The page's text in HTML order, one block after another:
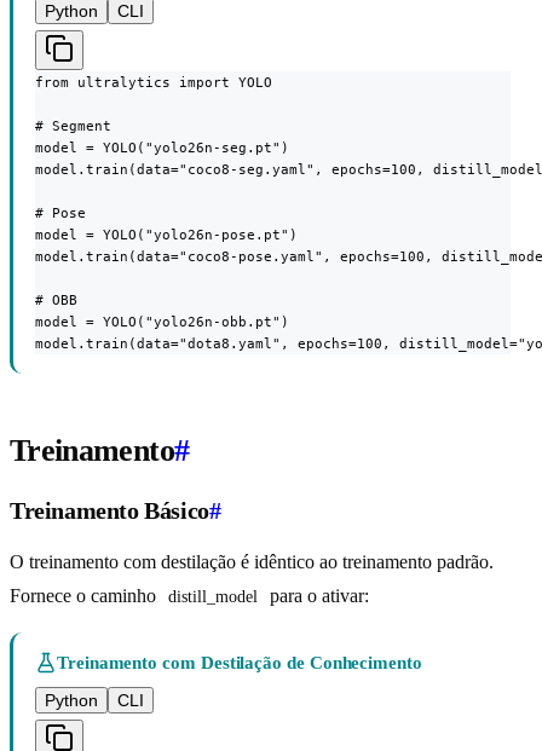
Python
CLI
from ultralytics import YOLO
# Segment
model = YOLO("yolo26n-seg.pt")
model.train(data="coco8-seg.yaml", epochs=100,
# Pose
model = YOLO("yolo26n-pose.pt")
model.train(data="coco8-pose.yaml", epochs=100,
# OBB
model = YOLO("yolo26n-obb.pt")
model.train(data="dota8.yaml", epochs=100,
Treinamento#
Treinamento Básico#
O treinamento com destilação é idêntico ao treinamento padrão.
Fornece o caminho
distill_model para o ativar:
Treinamento com Destilação de Conhecimento
Python
CLI